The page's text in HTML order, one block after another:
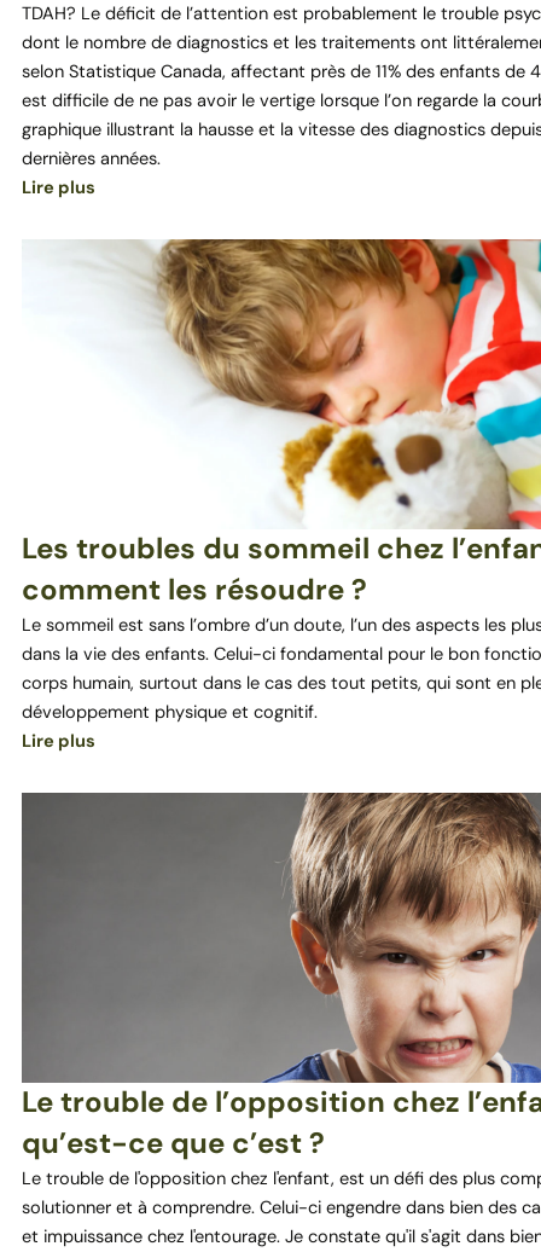
TDAH? Le déficit de l’attention est probablement le trouble
dont le nombre de diagnostics et les traitements ont
selon Statistique Canada, affectant près de 11% des enfants de 4
est difficile de ne pas avoir le vertige lorsque l’on regarde la
graphique illustrant la hausse et la vitesse des diagnostics
dernières années.
Lire plus
Les troubles du sommeil chez
comment les résoudre ?
Le sommeil est sans l’ombre d’un doute, l’un des aspects les
dans la vie des enfants. Celui-ci fondamental pour le bon
corps humain, surtout dans le cas des tout petits, qui sont en
développement physique et cognitif.
Lire plus
Le trouble de l’opposition chez
qu’est-ce que c’est ?
Le trouble de l'opposition chez l'enfant, est un défi des plus
solutionner et à comprendre. Celui-ci engendre dans bien des
et impuissance chez l'entourage. Je constate qu'il s'agit dans